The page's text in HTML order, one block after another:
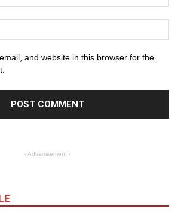
and website in this browser for the
- Advertisement -